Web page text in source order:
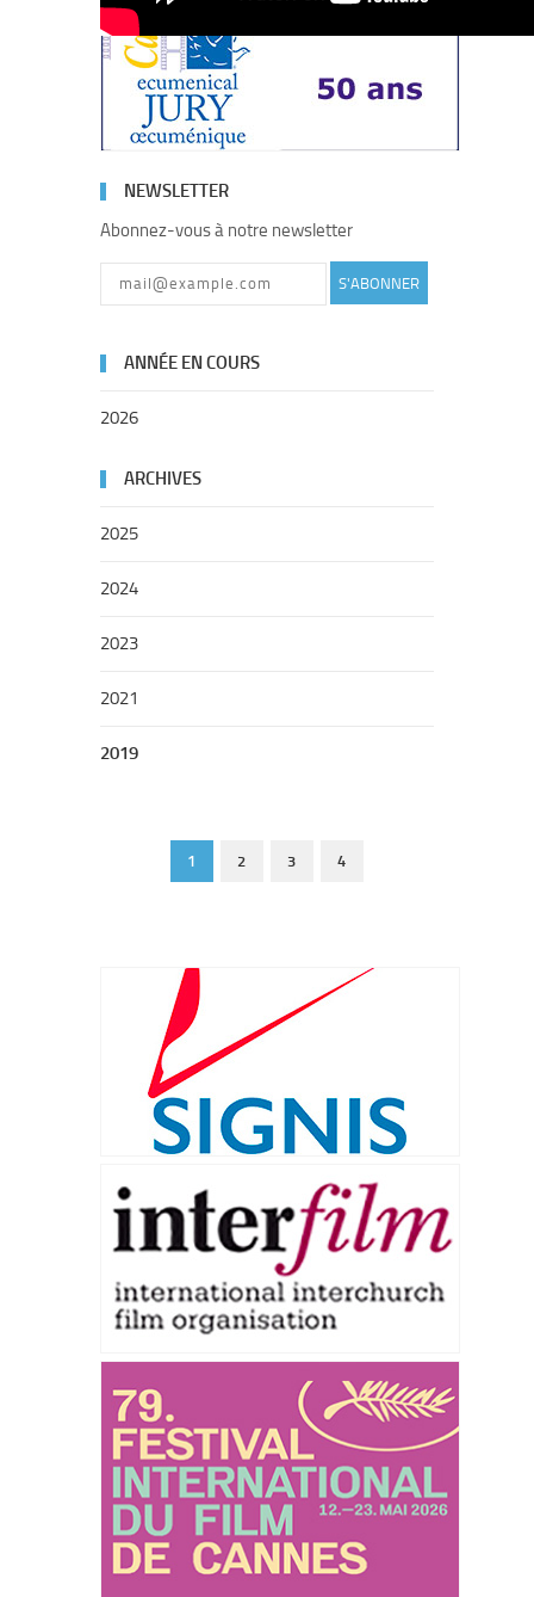
NEWSLETTER
Abonnez-vous à notre newsletter
S'ABONNER
ANNÉE EN COURS
2026
ARCHIVES
2025
2024
2023
2021
2019
1 2 3 4